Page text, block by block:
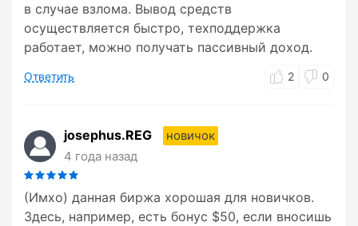
в случае взлома. Вывод средств
осуществляется быстро, техподдержка
работает, можно получать пассивный доход.
Ответить 2 0
josephus.REG
новичок
4 года назад
(Имхо) данная биржа хорошая для новичков.
Здесь, например, есть бонус $50, если вносишь